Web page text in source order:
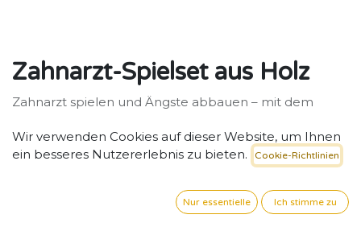
Zahnarzt-Spielset aus Holz
Zahnarzt spielen und Ängste abbauen – mit dem
33,53€ exkl. MwSt. zzgl. Versand
Wir verwenden Cookies auf dieser Website, um Ihnen
ein besseres Nutzererlebnis zu bieten.
Cookie-Richtlinien
Nur essentielle Ich stimme zu